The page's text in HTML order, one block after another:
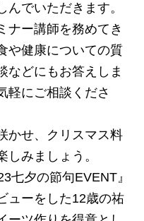
んでいただきます。
ナー講師を務めてき
や健康についての質
などにもお答えしま
軽にご相談くださ
かせ、クリスマス料
しみましょう。
七夕の節句EVENT』
ューをした12歳の祐